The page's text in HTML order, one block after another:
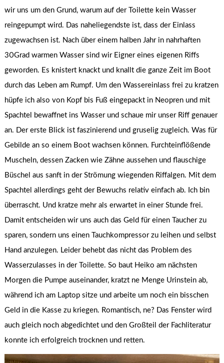
wir uns um den Grund, warum auf der Toilette kein Wasser
reingepumpt wird. Das naheliegendste ist, dass der Einlass
zugewachsen ist. Nach über einem halben Jahr in nahrhaften
30Grad warmen Wasser sind wir Eigner eines eigenen Riffs
geworden. Es knistert knackt und knallt die ganze Zeit im Boot
durch das Leben am Rumpf. Um den Wassereinlass frei zu kratzen
hüpfe ich also von Kopf bis Fuß eingepackt in Neopren und mit
Spachtel bewaffnet ins Wasser und schaue mir unser Riff genauer
an. Der erste Blick ist faszinierend und gruselig zugleich. Was für
Gebilde an so einem Boot wachsen können. Furchteinflößende
Muscheln, dessen Zacken wie Zähne aussehen und flauschige
Büschel aus sanft in der Strömung wiegenden Riffalgen. Mit dem
Spachtel allerdings geht der Bewuchs relativ einfach ab. Ich bin
überrascht. Und kratze mehr als erwartet in einer Stunde frei.
Damit entscheiden wir uns auch das Geld für einen Taucher zu
sparen, sondern uns einen Tauchkompressor zu leihen und selbst
Hand anzulegen. Leider behebt das nicht das Problem des
Wasserzulasses in der Toilette. So baut Heiko am nächsten
Morgen die Pumpe auseinander, kratzt ne Menge Urinstein ab,
während ich am Laptop sitze und arbeite um noch ein bisschen
Geld in die Kasse zu kriegen. Romantisch, ne? Das Fenster wird
auch gleich noch abgedichtet und den Großteil der Fachliteratur
konnte ich erfolgreich trocknen und retten.